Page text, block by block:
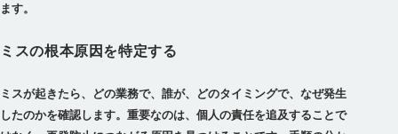
ます。
ミスの根本原因を特定する
ミスが起きたら、どの業務で、誰が、どのタイミングで、なぜ発生
したのかを確認します。重要なのは、個人の責任を追及することで